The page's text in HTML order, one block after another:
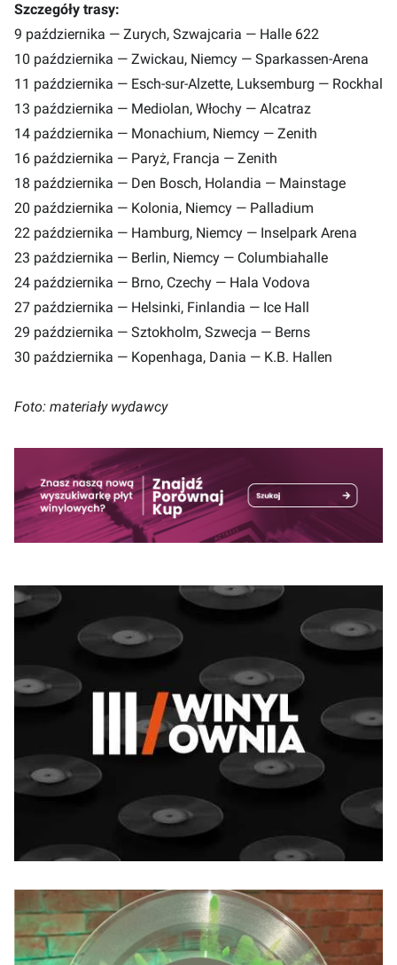
Szczegóły trasy:
9 października — Zurych, Szwajcaria — Halle 622
10 października — Zwickau, Niemcy — Sparkassen-Arena
11 października — Esch-sur-Alzette, Luksemburg — Rockhal
13 października — Mediolan, Włochy — Alcatraz
14 października — Monachium, Niemcy — Zenith
16 października — Paryż, Francja — Zenith
18 października — Den Bosch, Holandia — Mainstage
20 października — Kolonia, Niemcy — Palladium
22 października — Hamburg, Niemcy — Inselpark Arena
23 października — Berlin, Niemcy — Columbiahalle
24 października — Brno, Czechy — Hala Vodova
27 października — Helsinki, Finlandia — Ice Hall
29 października — Sztokholm, Szwecja — Berns
30 października — Kopenhaga, Dania — K.B. Hallen
Foto: materiały wydawcy